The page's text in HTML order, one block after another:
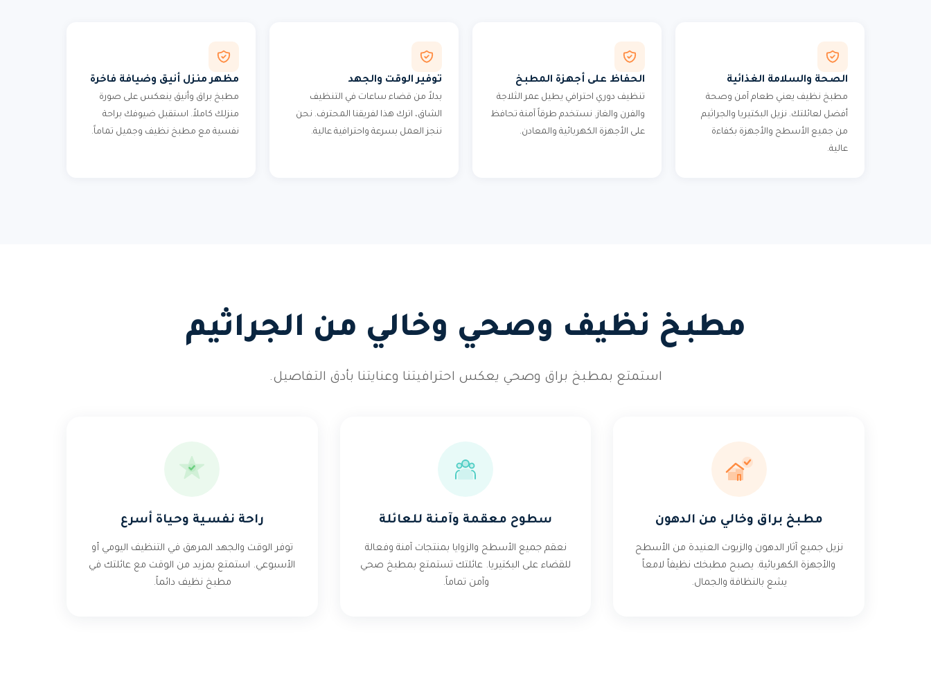
الصحة والسلامة الغذائية
مطبخ نظيف يعني طعام آمن وصحة
أفضل لعائلتك. نزيل البكتيريا والجراثيم
من جميع الأسطح والأجهزة بكفاءة
عالية.
الحفاظ على أجهزة المطبخ
تنظيف دوري احترافي يطيل عمر الثلاجة
والفرن والغاز. نستخدم طرقاً آمنة تحافظ
على الأجهزة الكهربائية والمعادن.
توفير الوقت والجهد
بدلاً من قضاء ساعات في التنظيف
الشاق، اترك هذا لفريقنا المحترف. نحن
ننجز العمل بسرعة واحترافية عالية.
مظهر منزل أنيق وضيافة فاخرة
مطبخ براق وأنيق ينعكس على صورة
منزلك كاملاً. استقبل ضيوفك براحة
نفسية مع مطبخ نظيف وجميل تماماً.
مطبخ نظيف وصحي وخالي من الجراثيم
استمتع بمطبخ براق وصحي يعكس احترافيتنا وعنايتنا بأدق التفاصيل.
مطبخ براق وخالي من الدهون
نزيل جميع آثار الدهون والزيوت العنيدة من الأسطح
والأجهزة الكهربائية. يصبح مطبخك نظيفاً لامعاً
يشع بالنظافة والجمال.
سطوح معقمة وآمنة للعائلة
نعقم جميع الأسطح والزوايا بمنتجات آمنة وفعالة
للقضاء على البكتيريا. عائلتك تستمتع بمطبخ صحي
وآمن تماماً.
راحة نفسية وحياة أسرع
توفر الوقت والجهد المرهق في التنظيف اليومي أو
الأسبوعي. استمتع بمزيد من الوقت مع عائلتك في
مطبخ نظيف دائماً.